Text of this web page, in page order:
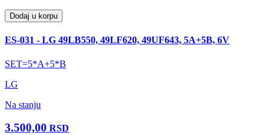
Dodaj u korpu
ES-031 - LG 49LB550, 49LF620, 49UF643, 5A+5B, 6V
SET=5*A+5*B
LG
Na stanju
3.500,00 RSD